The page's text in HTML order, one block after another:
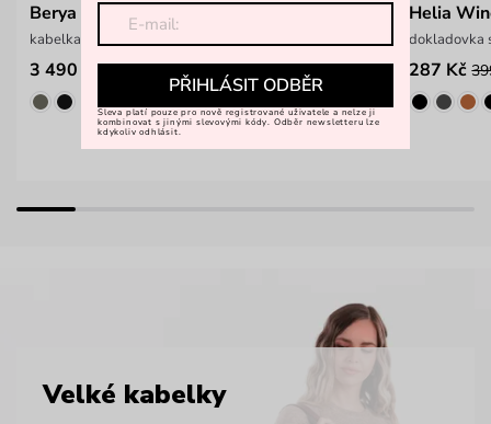
Berya Wine
kabelka z kolekce LABORATORY x PAVEL BERKY
3 490 Kč
Helia
dokladovka
287 Kč
Velké kabelky
PŘIHLÁSIT ODBĚR
Sleva platí pouze pro nově registrované uživatele a nelze ji
kombinovat s jinými slevovými kódy. Odběr newsletteru lze
kdykoliv odhlásit.